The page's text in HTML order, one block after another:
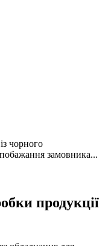
чорного
замовника...
продукції